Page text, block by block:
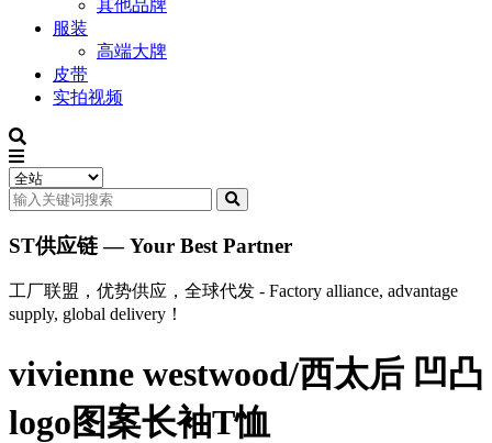
其他品牌
服装
高端大牌
皮带
实拍视频
ST供应链 — Your Best Partner
工厂联盟，优势供应，全球代发 - Factory alliance, advantage
supply, global delivery！
vivienne westwood/西太后 凹凸
logo图案长袖T恤